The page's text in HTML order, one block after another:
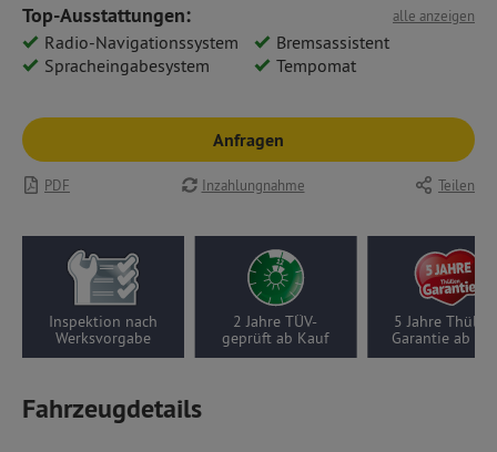
alle anzeigen
Top-Ausstattungen:
Radio-Navigationssystem
Bremsassistent
Spracheingabesystem
Tempomat
Anfragen
PDF Inzahlungnahme Teilen
Inspektion nach
Werksvorgabe
2 Jahre TÜV-
geprüft ab Kauf
5 Jahre Thüllen-
Garantie ab Kauf
Fahrzeugdetails